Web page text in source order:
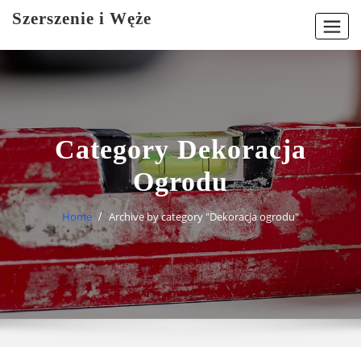
Szerszenie i Węże
Category Dekoracja
Ogrodu
Home Archive by category "Dekoracja ogrodu"